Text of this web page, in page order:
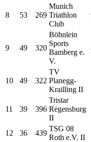
8 53 269
Munich
Triathlon
Club
9 49 320
Böhnlein
Sports
Bamberg e.
V.
10 49 322
TV
Planegg-
Krailling II
11 39 396
Tristar
Regensburg
II
12 36 439
TSG 08
Roth e.V. II